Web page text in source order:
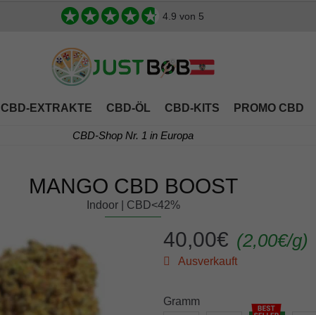
4.9 von 5
CBD-EXTRAKTE CBD-ÖL CBD-KITS PROMO CBD
CBD-Shop Nr. 1 in Europa
MANGO CBD BOOST
Indoor | CBD<42%
40,00€ (2,00€/g)
Ausverkauft
Gramm